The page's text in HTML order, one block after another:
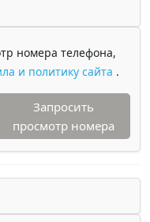
номера телефона,
и политику сайта .
Запросить
просмотр номера